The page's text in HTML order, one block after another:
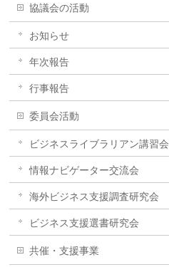
協議会の活動
お知らせ
年次報告
行事報告
委員会活動
ビジネスライブラリアン講習会
情報ナビゲーター交流会
海外ビジネス支援調査研究会
ビジネス支援選書研究会
共催・支援事業